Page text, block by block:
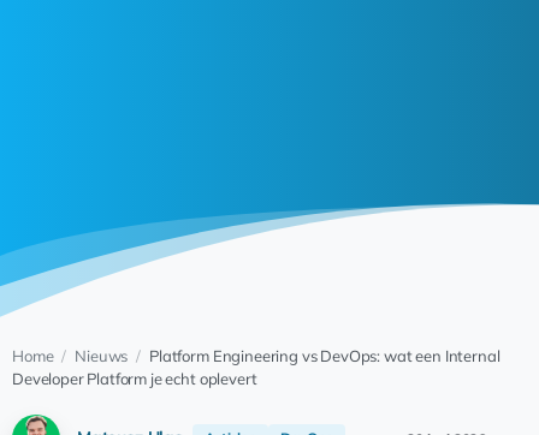
Home / Nieuws / Platform Engineering vs DevOps: wat een Internal
Developer Platform je echt oplevert